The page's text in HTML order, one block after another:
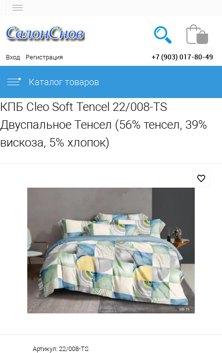
Вход Регистрация +7 (903) 017-80-49
Каталог товаров
КПБ Cleo Soft Tencel 22/008-TS
Двуспальное Тенсел (56% тенсел, 39%
вискоза, 5% хлопок)
Артикул: 22/008-TS